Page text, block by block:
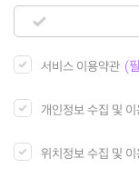
서비스 이용약관 (
개인정보 수집 및 이
위치정보 수집 및 이